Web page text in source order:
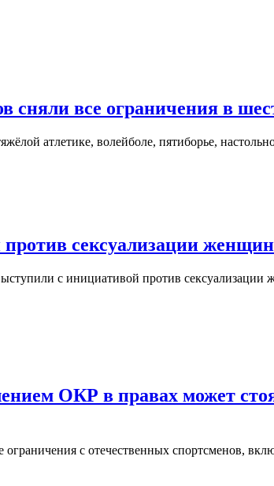
сняли все ограничения в
атлетике, волейболе, пятиборье,
сексуализации
с инициативой против
ОКР в правах может
с отечественных спортсменов,